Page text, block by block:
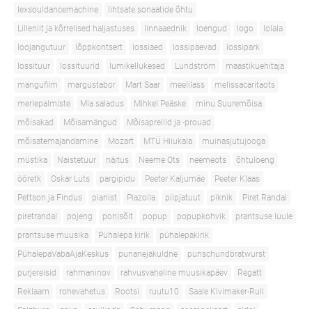
lexsouldancemachine
lihtsate sonaatide õhtu
Lilleniit ja kõrrelised haljastuses
linnaaednik loengud logo
lolala
loojangutuur
lõppkontsert lossiaed lossipäevad
lossipark
lossituur
lossituurid lumikellukesed Lundström
maastikuehitaja
mängufilm
margustabor Mart Saar meelilass
melissacaritaots
merlepalmiste
Mia saladus Mihkel Peäske
minu Suuremõisa
mõisakad
Mõisamängud
Mõisapreilid ja -prouad
mõisatemajandamine
Mozart MTÜ Hiiukala
muinasjutujooga
müstika
Naistetuur näitus Neeme Ots neemeots
õhtuloeng
ööretk
Oskar Luts pargipidu Peeter Kaljumäe
Peeter Klaas
Pettson ja Findus
pianist Piazolla piipjatuut piknik
Piret Randal
piretrandal
pojeng ponisõit popup popupkohvik
prantsuse luule
prantsuse muusika
Pühalepa kirik
pühalepakirik
PühalepaVabaAjaKeskus
punanejakuldne
punschundbratwurst
purjereisid
rahmaninov rahvusvaheline muusikapäev
Regatt
Reklaam
rohevahetus Rootsi ruutu10
Saale Kivimaker-Rull